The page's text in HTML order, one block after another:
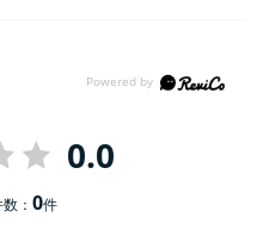
0.0
数：0件